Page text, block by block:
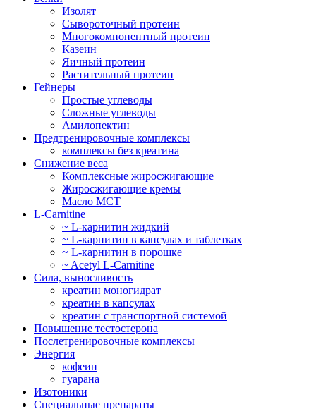
Изолят
Сывороточный протеин
Многокомпонентный протеин
Казеин
Яичный протеин
Растительный протеин
Гейнеры
Простые углеводы
Сложные углеводы
Амилопектин
Предтренировочные комплексы
комплексы без креатина
Снижение веса
Комплексные жиросжигающие
Жиросжигающие кремы
Масло МСТ
L-Carnitine
~ L-карнитин жидкий
~ L-карнитин в капсулах и таблетках
~ L-карнитин в порошке
~ Acetyl L-Carnitine
Сила, выносливость
креатин моногидрат
креатин в капсулах
креатин с транспортной системой
Повышение тестостерона
Послетренировочные комплексы
Энергия
кофеин
гуарана
Изотоники
Специальные препараты